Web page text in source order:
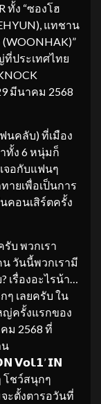
ทั้ง “ซองโฮ
แทชาน
(WOONHAK)”
ประเทศไทย
มีนาคม 2568
ฟนคลับ)ที่เมือง
ทั้ง 6 หนุ่มก็
จอกับแฟนๆ
ายเพื่อเป็นการ
คอนเสิร์ตครั้ง
รับ พวกเรา
น วันนี้พวกเรามี
รื่องอะไรน้า…
ๆ เลยครับ ใน
ญ่ครั้งแรกของ
ม 2568 ที่
น
𝗜𝗡
ชว์สนุกๆ
ะตั้งตารอวันที่